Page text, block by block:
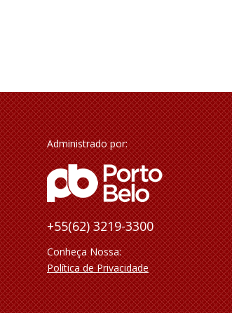
Administrado por:
+55(62) 3219-3300
Conheça Nossa:
Política de Privacidade